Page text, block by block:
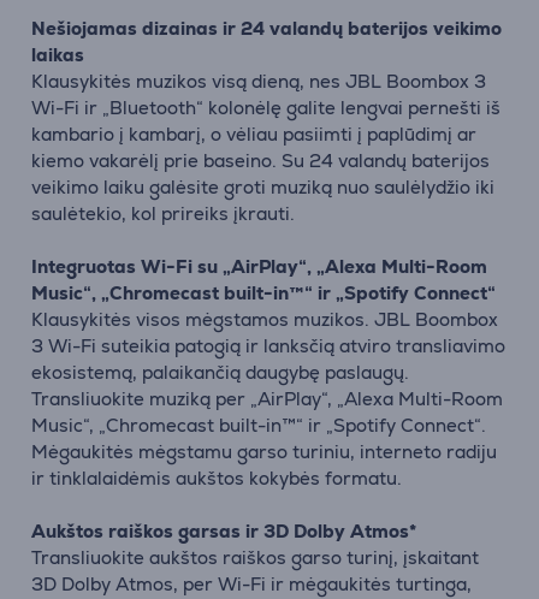
Nešiojamas dizainas ir 24 valandų baterijos veikimo
laikas
Klausykitės muzikos visą dieną, nes JBL Boombox 3
Wi-Fi ir „Bluetooth“ kolonėlę galite lengvai pernešti iš
kambario į kambarį, o vėliau pasiimti į paplūdimį ar
kiemo vakarėlį prie baseino. Su 24 valandų baterijos
veikimo laiku galėsite groti muziką nuo saulėlydžio iki
saulėtekio, kol prireiks įkrauti.
Integruotas Wi-Fi su „AirPlay“, „Alexa Multi-Room
Music“, „Chromecast built-in™“ ir „Spotify Connect“
Klausykitės visos mėgstamos muzikos. JBL Boombox
3 Wi-Fi suteikia patogią ir lanksčią atviro transliavimo
ekosistemą, palaikančią daugybę paslaugų.
Transliuokite muziką per „AirPlay“, „Alexa Multi-Room
Music“, „Chromecast built-in™“ ir „Spotify Connect“.
Mėgaukitės mėgstamu garso turiniu, interneto radiju
ir tinklalaidėmis aukštos kokybės formatu.
Aukštos raiškos garsas ir 3D Dolby Atmos*
Transliuokite aukštos raiškos garso turinį, įskaitant
3D Dolby Atmos, per Wi-Fi ir mėgaukitės turtinga,